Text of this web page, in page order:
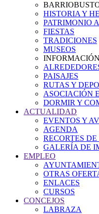
HISTORIA Y
PATRIMONIO
FIESTAS
TRADICIONES
MUSEOS
PAISAJES
RUTAS Y
ASOCIACIÓN
DORMIR Y
ACTUALIDAD
EVENTOS Y
AGENDA
RECORTES DE
GALERÍA DE
EMPLEO
OTRAS
ENLACES
CURSOS
CONCEJOS
LABRAZA